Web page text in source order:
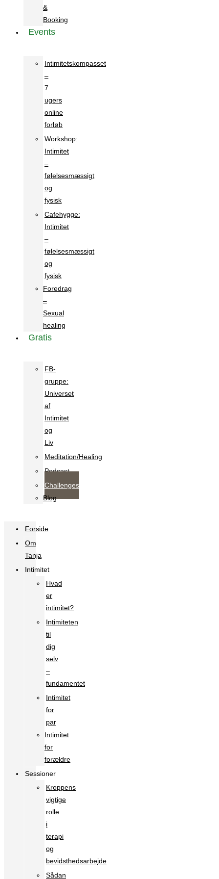
&
Booking
Events
Intimitetskompasset
–
7
ugers
online
forløb
Workshop:
Intimitet
–
følelsesmæssigt
og
fysisk
Cafehygge:
Intimitet
–
følelsesmæssigt
og
fysisk
Foredrag
–
Sexual
healing
Gratis
FB-
gruppe:
Universet
af
Intimitet
og
Liv
Meditation/Healing
Podcast
Challenges
Blog
Forside
Om
Tanja
Intimitet
Hvad
er
intimitet?
Intimiteten
til
dig
selv
–
fundamentet
Intimitet
for
par
Intimitet
for
forældre
Sessioner
Kroppens
vigtige
rolle
i
terapi
og
bevidsthedsarbejde
Sådan